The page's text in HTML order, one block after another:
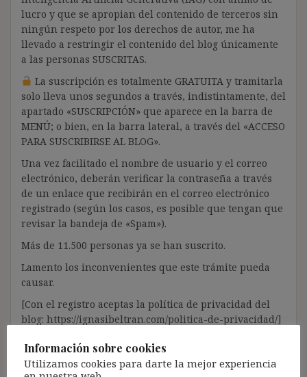
lucro y que se apropian del contenido de terceros sin
ningún respeto por los derechos de autor, me ha
llevado a restringir el contenido del blog únicamente
a las personas SUSCRITAS.
La suscripción es totalmente GRATUITA y tramitarla
solo lleva unos segundos a través, indistintamente, del
apartado «SUSCRIPCIÓN» que aparece en la barra de
MENÚ; o bien, en la barra lateral, a través del «ACCESO
PARA SUSCRIBIRSE AL BLOG».
Una vez facilitado el nombre de usuario y el correo
electrónico, deberán verificar la contraseña a través
de un enlace que recibirán en el correo electrónico
registrado (según los casos, es posible que tengan que
revisar la bandeja de «Spam»).
Más de 11.500 personas ya se han suscrito.
Lamento los inconvenientes que este trámite pueda
causar.
[Con el registro aceptas la política de privacidad del
blog: https://ignasibeltran.com/politica-de-privacidad/]
Información sobre cookies
Utilizamos cookies para darte la mejor experiencia